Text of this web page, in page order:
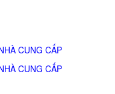
CUNG CẤP
CUNG CẤP